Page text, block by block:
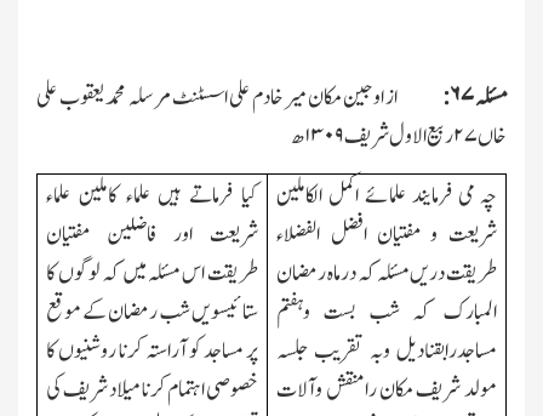
مسئلہ۶۷:
از اوجین مکان میر خادم علی اسسٹنٹ مرسلہ محمد یعقوب علی
خاں۲۷ربیع الاول شریف۱۳۰۹ھ
چہ می فرمایند علمائے اکمل الکاملین
شریعت و مفتیان افضل الفضلاء
طریقت دریں مسئلہ کہ درماہ رمضان
المبارك کہ شب بست وہفتم
مساجدرابقنادیل وبہ تقریب جلسہ
مولد شریف مکان رامنقش وآلات
کیا فرماتے ہیں علماء کاملین علماء
شریعت اور فاضلین مفتیان
طریقت اس مسئلہ میں کہ لوگوں کا
ستائیسویں شب رمضان کے موقع
پر مساجد کو آراستہ کرنا روشنیوں کا
خصوصی اہتمام کرنا میلاد شریف کی